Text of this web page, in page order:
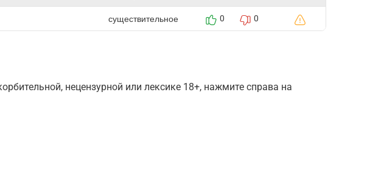
существительное 0 0
нецензурной или лексике 18+, нажмите справа на